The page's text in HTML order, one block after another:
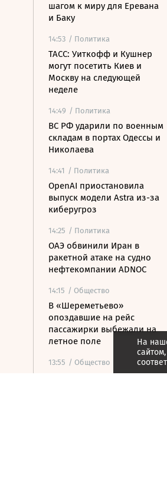
шагом к миру для Еревана
и Баку
14:53 / Политика
ТАСС: Уиткофф и Кушнер
могут посетить Киев и
Москву на следующей
неделе
14:49 / Политика
ВС РФ ударили по военным
складам в портах Одессы и
Николаева
14:41 / Политика
OpenAI приостановила
выпуск модели Astra из-за
киберугроз
14:25 / Политика
ОАЭ обвинили Иран в
ракетной атаке на судно
нефтекомпании ADNOC
14:15 / Общество
В «Шереметьево»
опоздавшие на рейс
пассажирки выбежали на
летное поле
13:55 / Общество
На